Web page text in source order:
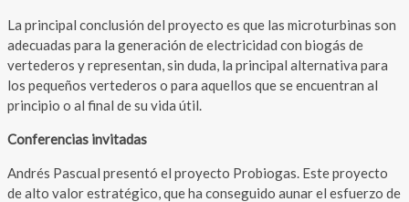
La principal conclusión del proyecto es que las microturbinas son
adecuadas para la generación de electricidad con biogás de
vertederos y representan, sin duda, la principal alternativa para
los pequeños vertederos o para aquellos que se encuentran al
principio o al final de su vida útil.
Conferencias invitadas
Andrés Pascual presentó el proyecto Probiogas. Este proyecto
de alto valor estratégico, que ha conseguido aunar el esfuerzo de